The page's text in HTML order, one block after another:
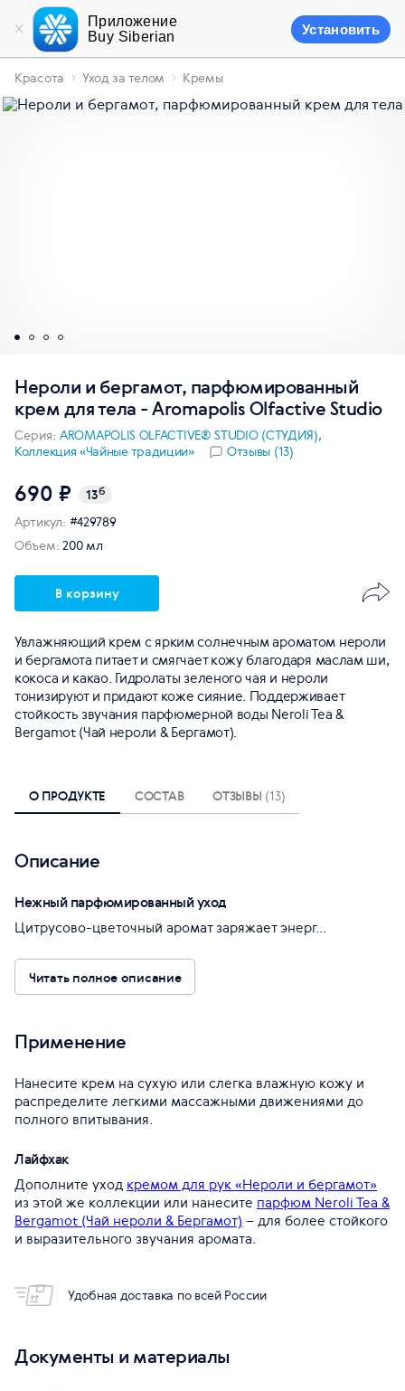
Приложение
Buy Siberian
Установить
Красота Уход за телом Кремы
Нероли и бергамот, парфюмированный
крем для тела - Aromapolis Olfactive Studio
Серия: AROMAPOLIS OLFACTIVE® STUDIO (СТУДИЯ),
Коллекция «Чайные традиции»
Отзывы (13)
Увлажняющий крем с ярким солнечным ароматом нероли
и бергамота питает и смягчает кожу благодаря маслам ши,
кокоса и какао. Гидролаты зеленого чая и нероли
тонизируют и придают коже сияние. Поддерживает
стойкость звучания парфюмерной воды Neroli Tea &
Bergamot (Чай нероли & Бергамот).
690 ₽ 13б
Артикул: #429789
Объем: 200 мл
В корзину
О ПРОДУКТЕ СОСТАВ ОТЗЫВЫ (13)
Описание
Нежный парфюмированный уход
Цитрусово-цветочный аромат заряжает энерг...
Читать полное описание
Применение
Нанесите крем на сухую или слегка влажную кожу и
распределите легкими массажными движениями до
полного впитывания.
Лайфхак
Дополните уход кремом для рук «Нероли и бергамот»
из этой же коллекции или нанесите парфюм Neroli Tea &
Bergamot (Чай нероли & Бергамот) – для более стойкого
и выразительного звучания аромата.
Удобная доставка по всей России
Документы и материалы